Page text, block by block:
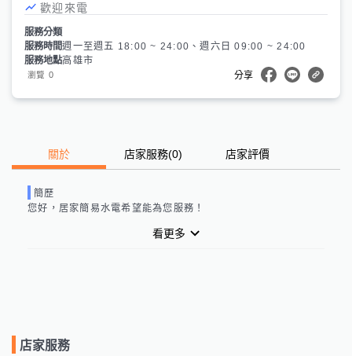
歡迎來電
服務分類
服務時間週一至週五 18:00 ~ 24:00、週六日 09:00 ~ 24:00
服務地點高雄市
瀏覽 0 分享
關於 店家服務(0) 店家評價
簡歷
您好， 居家簡易水電希望能為您服務！
看更多
店家服務